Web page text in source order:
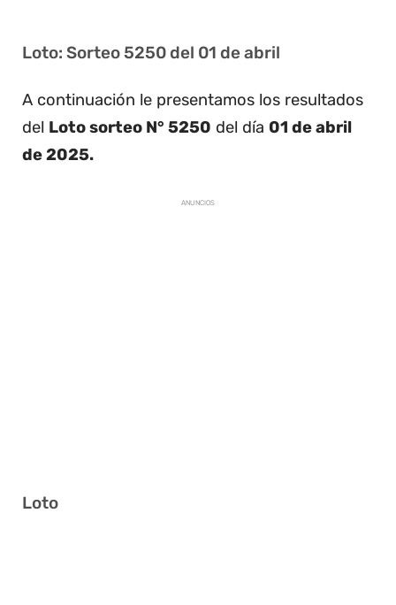
Loto: Sorteo 5250 del 01 de abril
A continuación le presentamos los resultados
del Loto sorteo N° 5250 del día 01 de abril
de 2025.
ANUNCIOS
Loto